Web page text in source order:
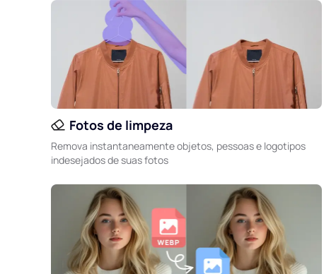
Fotos de limpeza
Remova instantaneamente objetos, pessoas e logotipos
indesejados de suas fotos